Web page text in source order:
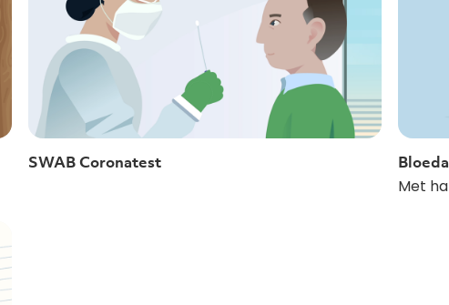
SWAB Coronatest
Met